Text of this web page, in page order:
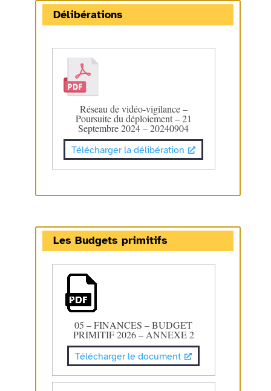
Délibérations
Réseau de vidéo-vigilance –
Poursuite du déploiement – 21
Septembre 2024 – 20240904
Télécharger la délibération
Les Budgets primitifs
05 – FINANCES – BUDGET
PRIMITIF 2026 – ANNEXE 2
Télécharger le document